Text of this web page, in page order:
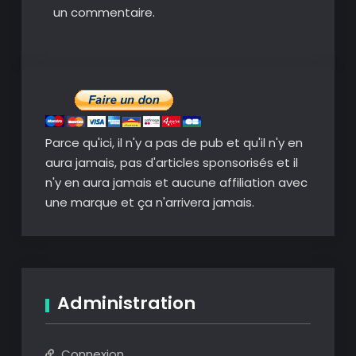
un commentaire.
Parce qu'ici, il n'y a pas de pub et qu'il n'y en
aura jamais, pas d'articles sponsorisés et il
n'y en aura jamais et aucune affiliation avec
une marque et ça n'arrivera jamais.
Administration